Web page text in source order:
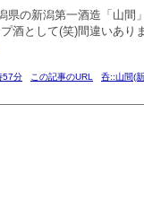
県の新潟第一酒造「山間
酒として(笑)間違いあり
57分 この記事のURL 呑::山間(